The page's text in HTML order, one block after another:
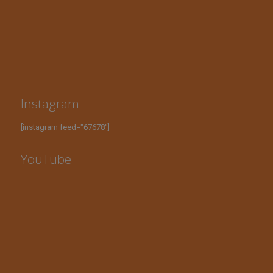
Instagram
[instagram feed="67678"]
YouTube